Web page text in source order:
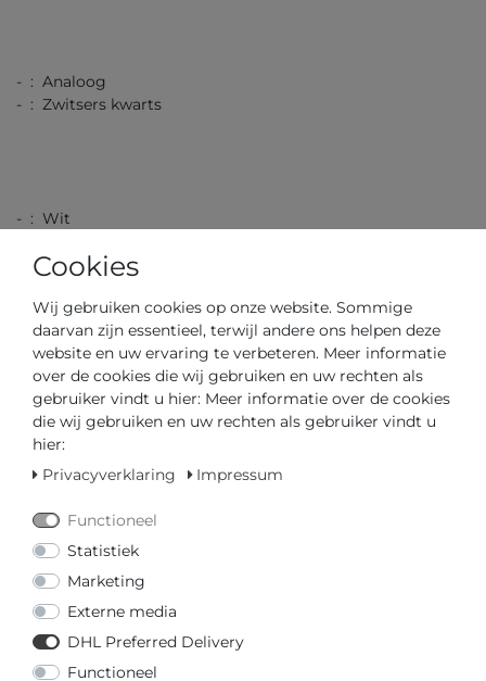
- : Analoog
- : Zwitsers kwarts
- : Wit
- :
- : Schakelsluiting
- :
- : 24,00 / 0,94
- : 5,00
- : 16,00 / 0,63
Cookies
Wij gebruiken cookies op onze website. Sommige
daarvan zijn essentieel, terwijl andere ons helpen deze
website en uw ervaring te verbeteren. Meer informatie
over de cookies die wij gebruiken en uw rechten als
gebruiker vindt u hier: Meer informatie over de cookies
die wij gebruiken en uw rechten als gebruiker vindt u
hier:
Privacyverklaring
Impressum
Functioneel
Statistiek
Marketing
Externe media
DHL Preferred Delivery
Functioneel